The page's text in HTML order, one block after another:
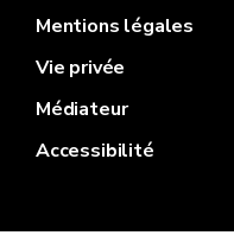
Mentions légales
Vie privée
Médiateur
Accessibilité